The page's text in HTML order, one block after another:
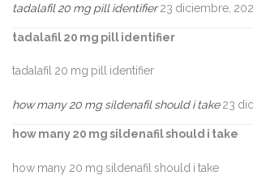
tadalafil 20 mg pill identifier 23 diciembre,
tadalafil 20 mg pill identifier
tadalafil 20 mg pill identifier
how many 20 mg sildenafil should i take 23
how many 20 mg sildenafil should i take
how many 20 mg sildenafil should i take